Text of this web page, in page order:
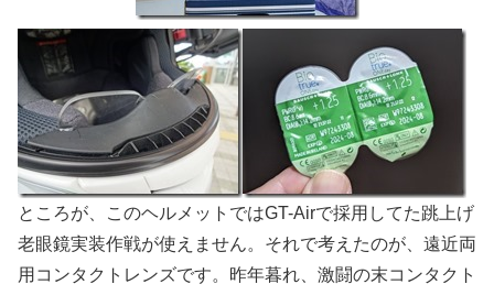
ところが、このヘルメットではGT-Airで採用してた跳上げ
老眼鏡実装作戦が使えません。それで考えたのが、遠近両
用コンタクトレンズです。昨年暮れ、激闘の末コンタクト